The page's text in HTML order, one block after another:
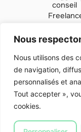
Nous
Nous utilisons des
de navigation,
personnalisés et
Tout accepter »,
cookies.
conseil
de
Indice
Valoria
Club'ESN